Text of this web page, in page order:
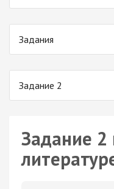
Задания
Задание 2
Задание 2